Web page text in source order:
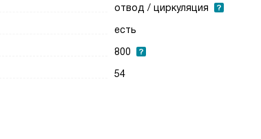
отвод / циркуляция
есть
800
54